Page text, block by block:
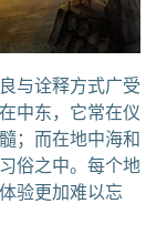
与诠释方式广受
中东，它常在仪
；而在地中海和
俗之中。每个地
验更加难以忘